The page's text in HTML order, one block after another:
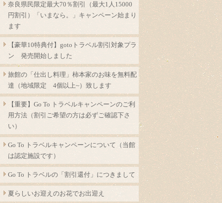
奈良県民限定最大70％割引（最大1人15000
円割引）「いまなら。」キャンペーン始まり
ます
【豪華10特典付】gotoトラベル割引対象プラ
ン 発売開始しました
旅館の「仕出し料理」柿本家のお味を無料配
達（地域限定 4個以上~）致します
【重要】Go To トラベルキャンペーンのご利
用方法（割引ご希望の方は必ずご確認下さ
い）
Go To トラベルキャンペーンについて（当館
は認定施設です）
Go To トラベルの「割引還付」につきまして
夏らしいお迎えのお花でお出迎え